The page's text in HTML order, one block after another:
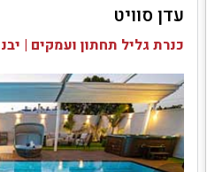
בדיקת זמינות ומחירים
עדן סוויט
כנרת גליל תחתון ועמקים |